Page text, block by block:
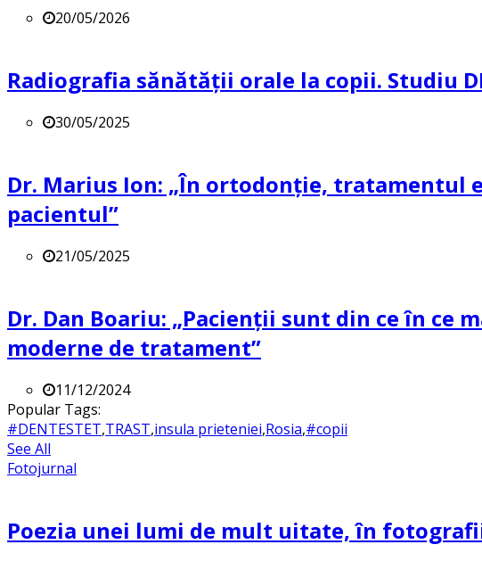
20/05/2026
Radiografia sănătății orale la copii. Studiu
30/05/2025
Dr. Marius Ion: „În ortodonție, tratamentul
pacientul”
21/05/2025
Dr. Dan Boariu: „Pacienții sunt din ce în
moderne de tratament”
11/12/2024
Popular Tags:
#DENTESTET,TRAST,insula prieteniei,Rosia,#copii
See All
Fotojurnal
Poezia unei lumi de mult uitate, în